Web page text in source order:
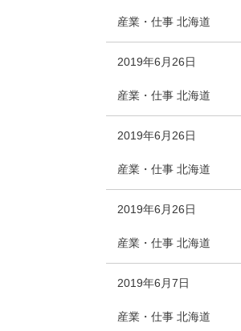
産業・仕事 北海道
2019年6月26日
産業・仕事 北海道
2019年6月26日
産業・仕事 北海道
2019年6月26日
産業・仕事 北海道
2019年6月7日
産業・仕事 北海道